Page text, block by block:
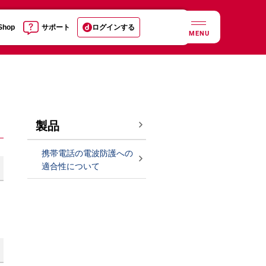
サポート ログインする
MENU
製品
携帯電話の電波防護への
適合性について